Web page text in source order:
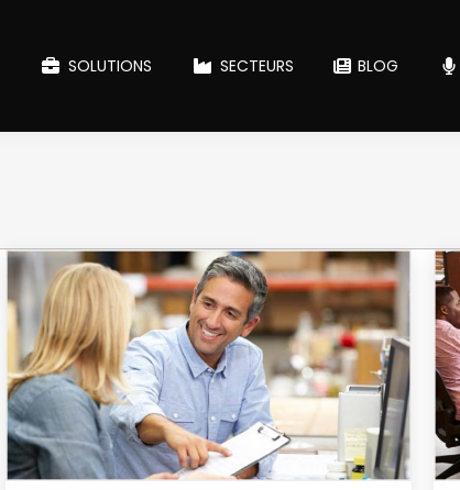
SOLUTIONS SECTEURS BLOG